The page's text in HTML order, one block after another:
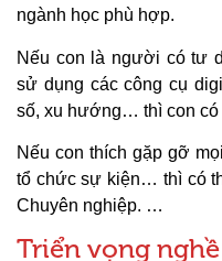
ngành học phù hợp.
Nếu con là người có tư
sử dụng các công cụ
số, xu hướng… thì con có
Nếu con thích gặp gỡ
tổ chức sự kiện… thì có
Chuyên nghiệp. …
Triển vọng